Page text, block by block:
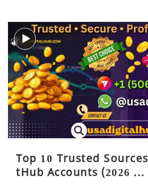
Top 10 Trusted
tHub Accounts (2026 ...